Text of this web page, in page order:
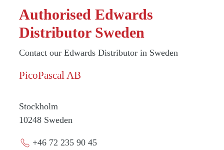
Authorised Edwards
Distributor Sweden
Contact our Edwards Distributor in Sweden
PicoPascal AB
Stockholm
10248 Sweden
+46 72 235 90 45